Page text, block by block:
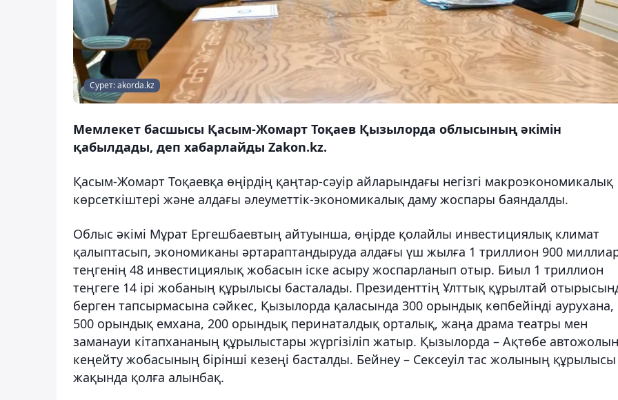
Сурет: akorda.kz
Мемлекет басшысы Қасым-Жомарт Тоқаев Қызылорда облысының әкімін
қабылдады, деп хабарлайды Zakon.kz.
Қасым-Жомарт Тоқаевқа өңірдің қаңтар-сәуір айларындағы негізгі макроэкономикалық
көрсеткіштері және алдағы әлеуметтік-экономикалық даму жоспары баяндалды.
Облыс әкімі Мұрат Ергешбаевтың айтуынша, өңірде қолайлы инвестициялық климат
қалыптасып, экономиканы әртараптандыруда алдағы үш жылға 1 триллион 900
теңгенің 48 инвестициялық жобасын іске асыру жоспарланып отыр. Биыл 1 триллион
теңгеге 14 ірі жобаның құрылысы басталады. Президенттің Ұлттық құрылтай
берген тапсырмасына сәйкес, Қызылорда қаласында 300 орындық көпбейінді аурухана,
500 орындық емхана, 200 орындық перинаталдық орталық, жаңа драма театры мен
заманауи кітапхананың құрылыстары жүргізіліп жатыр. Қызылорда – Ақтөбе автожолын
кеңейту жобасының бірінші кезеңі басталды. Бейнеу – Сексеуіл тас жолының құрылысы
жақында қолға алынбақ.